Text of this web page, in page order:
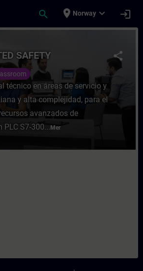
search place Norway expand_more login
SAFETY -
share
SAFETY
técnico en áreas de servicio y
y alta complejidad, para el
avanzados de
S7-300... Mer